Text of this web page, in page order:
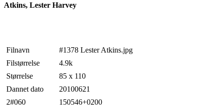
Atkins, Lester Harvey
Filnavn
#1378 Lester Atkins.jpg
Filstørrelse
4.9k
Størrelse
85 x 110
Dannet dato
20100621
2#060
150546+0200